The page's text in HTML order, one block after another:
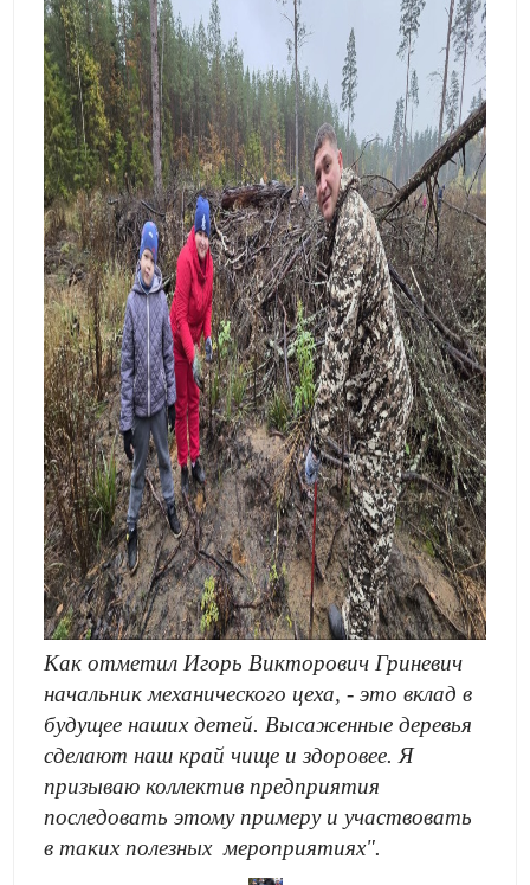
Как отметил Игорь Викторович Гриневич
начальник механического цеха, - это вклад в
будущее наших детей. Высаженные деревья
сделают наш край чище и здоровее. Я
призываю коллектив предприятия
последовать этому примеру и участвовать
в таких полезных мероприятиях".